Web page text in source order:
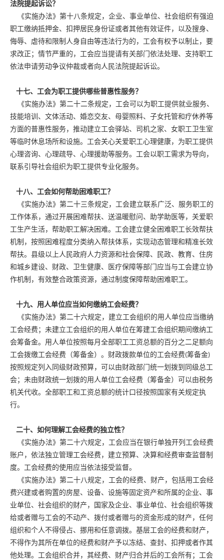
法院提起诉讼？
《实施办法》第十八条规定，企业、事业单位、社会组织有强迫
职工缴纳抵押金、扣押居民身份证或者其他有效证件，以及搜身、
侮辱、虐待和限制人身自由等违法行为的，工会有权予以制止，要
求改正；情节严重的，工会应当提请有关部门依法处理、支持职工
依法申请劳动争议仲裁或者向人民法院提起诉讼。
十七、工会为职工提供哪些普惠性服务？
《实施办法》第二十二条规定，工会可以为职工提供就业服务、
技能培训、文体活动、婚恋交友、母婴照料、子女托管和疗休养等
方面的普惠性服务，推动建立工会驿站、司机之家、女职工卫生室
等临时休息场所和设施。工会关心关爱职工心理健康，为职工提供
心理咨询、心理疏导、心理援助等服务。工会以职工需求为导向，
联系引导社会组织为职工提供专业化服务。
十八、工会如何帮助困难职工？
《实施办法》第二十三条规定，工会建立联系广泛、服务职工的
工作体系，通过开展困难帮扶、送温暖慰问、助学助医等，关爱职
工生产生活，帮助职工解决困难。工会建立健全困难职工长效帮扶
机制，按照困难程度分类纳入帮扶体系，实现动态管理和精准长效
帮扶。县级以上人民政府人力资源和社会保障、民政、教育、住房
和城乡建设、财政、卫生健康、医疗保障等部门应当与工会建立协
作机制，有效整合政策资源，通过制度保障帮助困难职工。
十九、用人单位应当如何缴纳工会经费？
《实施办法》第二十六规定，建立工会组织的用人单位应当缴纳
工会经费；未建立工会组织的用人单位在筹建工会组织期间缴纳工
会筹备金。用人单位按照每月全部职工工资总额的百分之二足额向
工会拨缴工会经费（筹备金）。财政拨款单位的工会经费(筹备金)
按照规定列入同级财政预算，可以由财政部门统一划拨到同级总工
会；未由财政统一划拨的用人单位工会经费（筹备金）可以由税务
机关代收。全部职工和工资总额的统计口径按照国家有关规定执
行。
二十、如何理解工会经费的独立性？
《实施办法》第二十六规定，工会应当在银行单独开列工会经费
账户，依法独立管理工会经费，建立预算、决算和经费审查监督制
度。工会经费的使用应当依法接受监督。
《实施办法》第二十八规定，工会的经费、财产，包括用工会经
费兴建或者购置的房屋、设备、设施等固定资产和所属的企业、事
业单位、社会组织的财产，国家及企业、事业单位、社会组织等拨
给或者赠与工会的不动产、拨付或者赠与的资金形成的财产，任何
组织和个人不得侵占、挪用和任意调拨。基层工会的经费和财产，
不得作为其所在单位的经费和财产予以冻结、查封、扣押或者作其
他处理。工会组织合并，其经费、财产归合并后的工会所有；工会